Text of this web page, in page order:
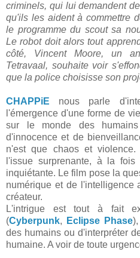
criminels, qui lui demandent
qu'ils les aident à commettre
le programme du scout sa
Le robot doit alors tout
côté, Vincent Moore, un
Tetravaal, souhaite voir
que la police choisisse son
CHAPPiE nous parle
l'émergence d'une forme de
sur le monde des
d'innocence et de
n'est que chaos et
l'issue surprenante, à la
inquiétante. Le film pose la
numérique et de l'intelligence
créateur.
L'intrigue est tout à fait
(Cyberpunk, Eclipse Phase
des humains ou d'interpréter
humaine. A voir de toute